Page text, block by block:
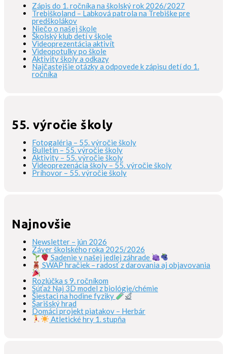
Zápis do 1. ročníka na školský rok 2026/2027
Trebiškoland – Labková patrola na Trebiške pre
predškolákov
Niečo o našej škole
Školský klub detí v škole
Videoprezentácia aktivít
Videopotulky po škole
Aktivity školy a odkazy
Najčastejšie otázky a odpovede k zápisu detí do 1.
ročníka
55. výročie školy
Fotogaléria – 55. výročie školy
Bulletin – 55. výročie školy
Aktivity – 55. výročie školy
Videoprezenácia školy – 55. výročie školy
Príhovor – 55. výročie školy
Najnovšie
Newsletter – jún 2026
Záver školského roka 2025/2026
Sadenie v našej jedlej záhrade
SWAP hračiek – radosť z darovania aj objavovania
Rozlúčka s 9. ročníkom
Súťaž Naj 3D model z biológie/chémie
Šiestaci na hodine fyziky
Šarišský hrad
Domáci projekt piatakov – Herbár
Atletické hry 1. stupňa